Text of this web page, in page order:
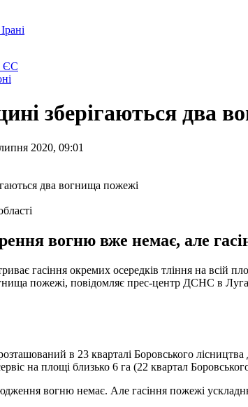
ЄС
зберігаються два
2020, 09:01
вогню вже немає, але
гасіння окремих осередків тління на всій
пожежі, повідомляє прес-центр ДСНС в
в 23 кварталі Боровського
на площі близько 6 га (22 квартал
вогню немає. Але гасіння пожежі